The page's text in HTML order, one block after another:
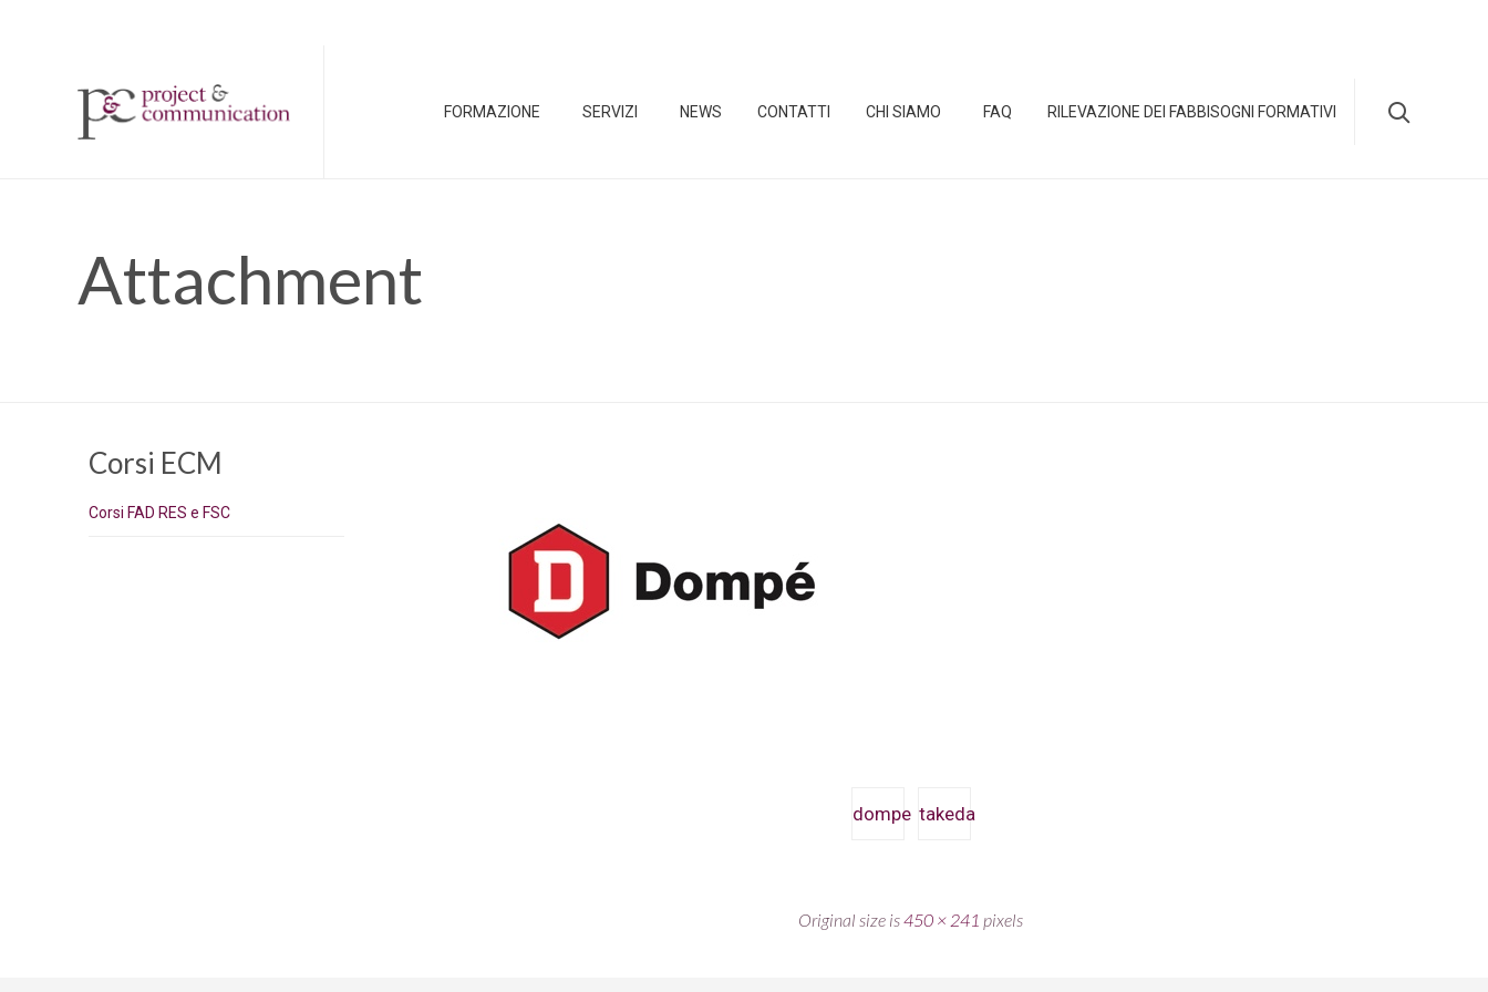
FORMAZIONE SERVIZI NEWS CONTATTI CHI SIAMO FAQ RILEVAZIONE DEI FABBISOGNI FORMATIVI 
Attachment
dompe takeda
Original size is450 × 241 pixels
Corsi ECM
Corsi FAD RES e FSC